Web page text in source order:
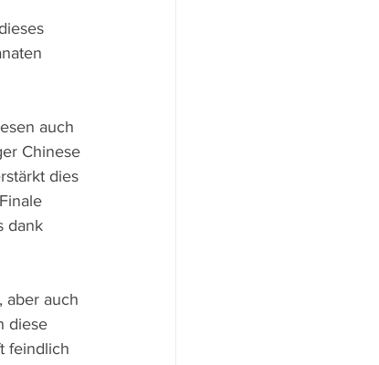
auch
Chinese
dies
dank
aber auch
diese
feindlich